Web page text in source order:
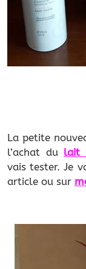
La petite
l’achat du lait
vais tester. Je
article ou sur